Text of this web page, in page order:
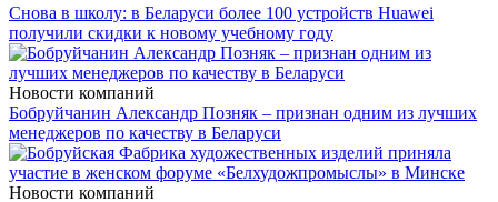
Снова в школу: в Беларуси более 100 устройств Huawei
получили скидки к новому учебному году
Новости компаний
Бобруйчанин Александр Позняк – признан одним из лучших
менеджеров по качеству в Беларуси
Новости компаний